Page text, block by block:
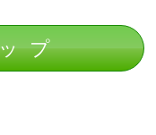
プ